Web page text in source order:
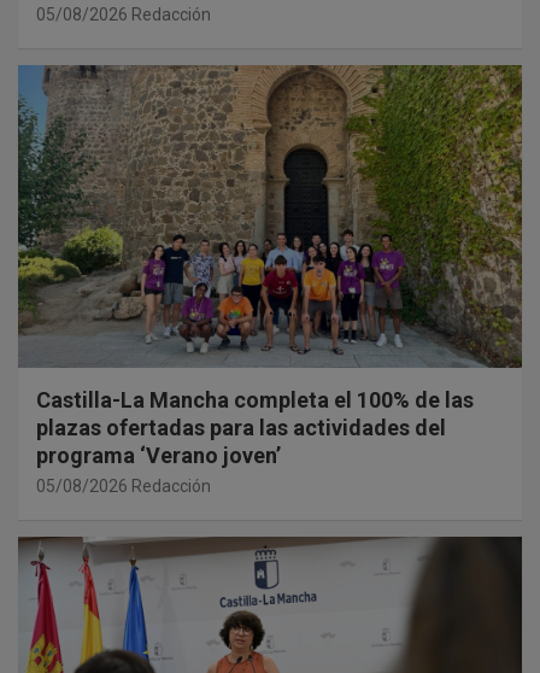
05/08/2026 Redacción
Castilla-La Mancha completa el 100% de las
plazas ofertadas para las actividades del
programa ‘Verano joven’
05/08/2026 Redacción